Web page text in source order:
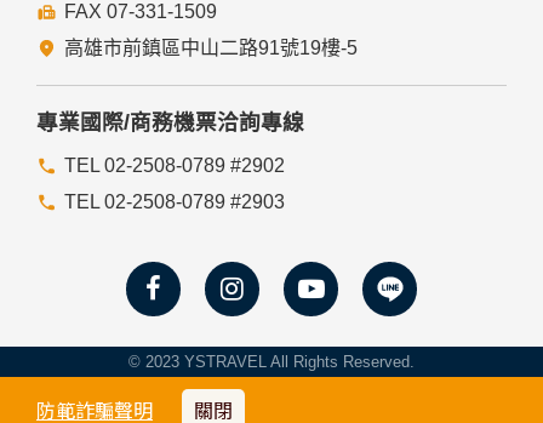
防範詐騙聲明 關閉
FAX 07-331-1509
高雄市前鎮區中山二路91號19樓-5
專業國際/商務機票洽詢專線
TEL 02-2508-0789 #2902
TEL 02-2508-0789 #2903
© 2023 YSTRAVEL All Rights Reserved.